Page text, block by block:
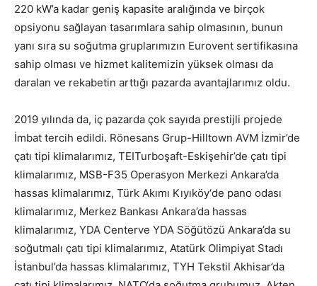
220 kW’a kadar geniş kapasite aralığında ve birçok
opsiyonu sağlayan tasarımlara sahip olmasının, bunun
yanı sıra su soğutma gruplarımızın Eurovent sertifikasına
sahip olması ve hizmet kalitemizin yüksek olması da
daralan ve rekabetin arttığı pazarda avantajlarımız oldu.
2019 yılında da, iç pazarda çok sayıda prestijli projede
İmbat tercih edildi. Rönesans Grup-Hilltown AVM İzmir’de
çatı tipi klimalarımız, TEITurboşaft-Eskişehir’de çatı tipi
klimalarımız, MSB-F35 Operasyon Merkezi Ankara’da
hassas klimalarımız, Türk Akımı Kıyıköy‘de pano odası
klimalarımız, Merkez Bankası Ankara’da hassas
klimalarımız, YDA Centerve YDA Söğütözü Ankara’da su
soğutmalı çatı tipi klimalarımız, Atatürk Olimpiyat Stadı
İstanbul’da hassas klimalarımız, TYH Tekstil Akhisar’da